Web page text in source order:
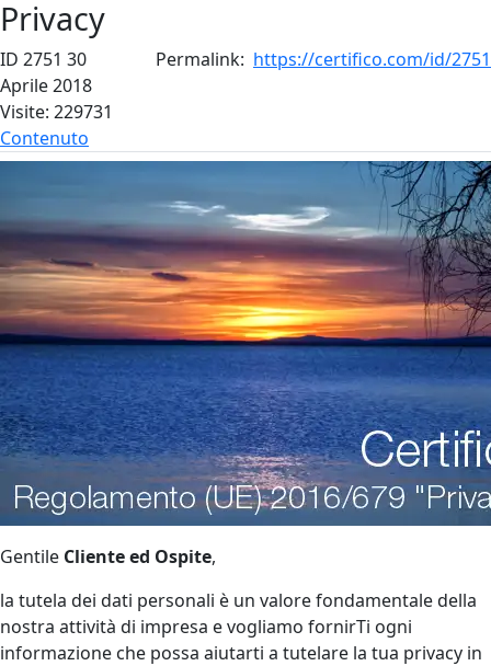
Privacy
ID 2751 30
Aprile 2018
Visite: 229731
Contenuto
Permalink: https://certifico.com/id/2751
Gentile Cliente ed Ospite,
la tutela dei dati personali è un valore fondamentale della
nostra attività di impresa e vogliamo fornirTi ogni
informazione che possa aiutarti a tutelare la tua privacy in